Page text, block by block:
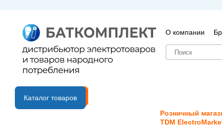
О компании
B2B портал
Каталог товаров
Розничный
TDM